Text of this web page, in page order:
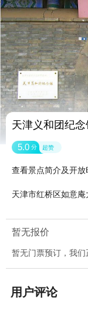
天津义和团纪
5.0 分 超赞
查看景点简介及开放
天津市红桥区如意
暂无报价
暂无门票预订，我
用户评论
